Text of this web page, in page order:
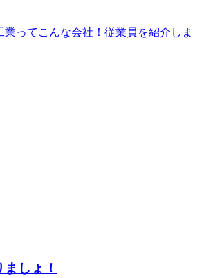
ってこんな会社！従業員を紹介しま
しょ！